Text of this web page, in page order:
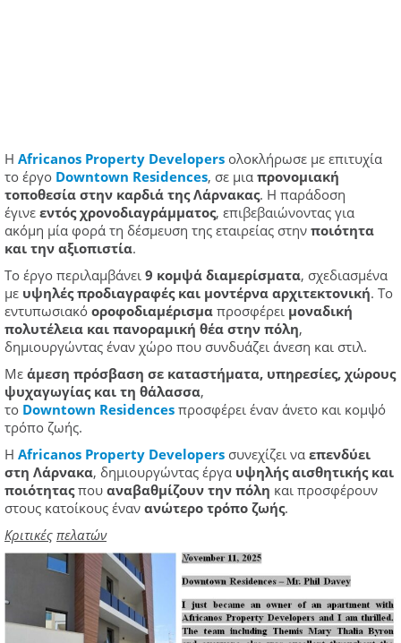
Η Africanos Property Developers ολοκλήρωσε με επιτυχία
το έργο Downtown Residences, σε μια προνομιακή
τοποθεσία στην καρδιά της Λάρνακας. Η παράδοση
έγινε εντός χρονοδιαγράμματος, επιβεβαιώνοντας για
ακόμη μία φορά τη δέσμευση της εταιρείας στην ποιότητα
και την αξιοπιστία.
Το έργο περιλαμβάνει 9 κομψά διαμερίσματα, σχεδιασμένα
με υψηλές προδιαγραφές και μοντέρνα αρχιτεκτονική. Το
εντυπωσιακό οροφοδιαμέρισμα προσφέρει μοναδική
πολυτέλεια και πανοραμική θέα στην πόλη,
δημιουργώντας έναν χώρο που συνδυάζει άνεση και στιλ.
Με άμεση πρόσβαση σε καταστήματα, υπηρεσίες, χώρους
ψυχαγωγίας και τη θάλασσα,
το Downtown Residences προσφέρει έναν άνετο και κομψό
τρόπο ζωής.
Η Africanos Property Developers συνεχίζει να επενδύει
στη Λάρνακα, δημιουργώντας έργα υψηλής αισθητικής και
ποιότηταςπου αναβαθμίζουν την πόλη και προσφέρουν
στους κατοίκους έναν ανώτερο τρόπο ζωής.
Κριτικές πελατών